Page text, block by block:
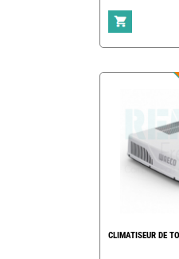
CLIMATISEUR DE